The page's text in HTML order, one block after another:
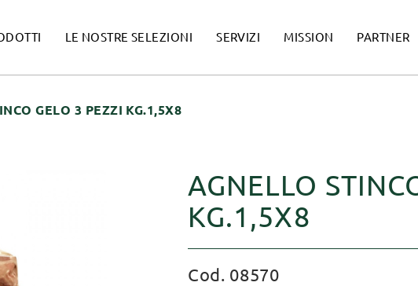
LE NOSTRE SELEZIONI SERVIZI MISSION PARTNER
GELO 3 PEZZI KG.1,5X8
AGNELLO
KG.1,5X8
Cod. 08570